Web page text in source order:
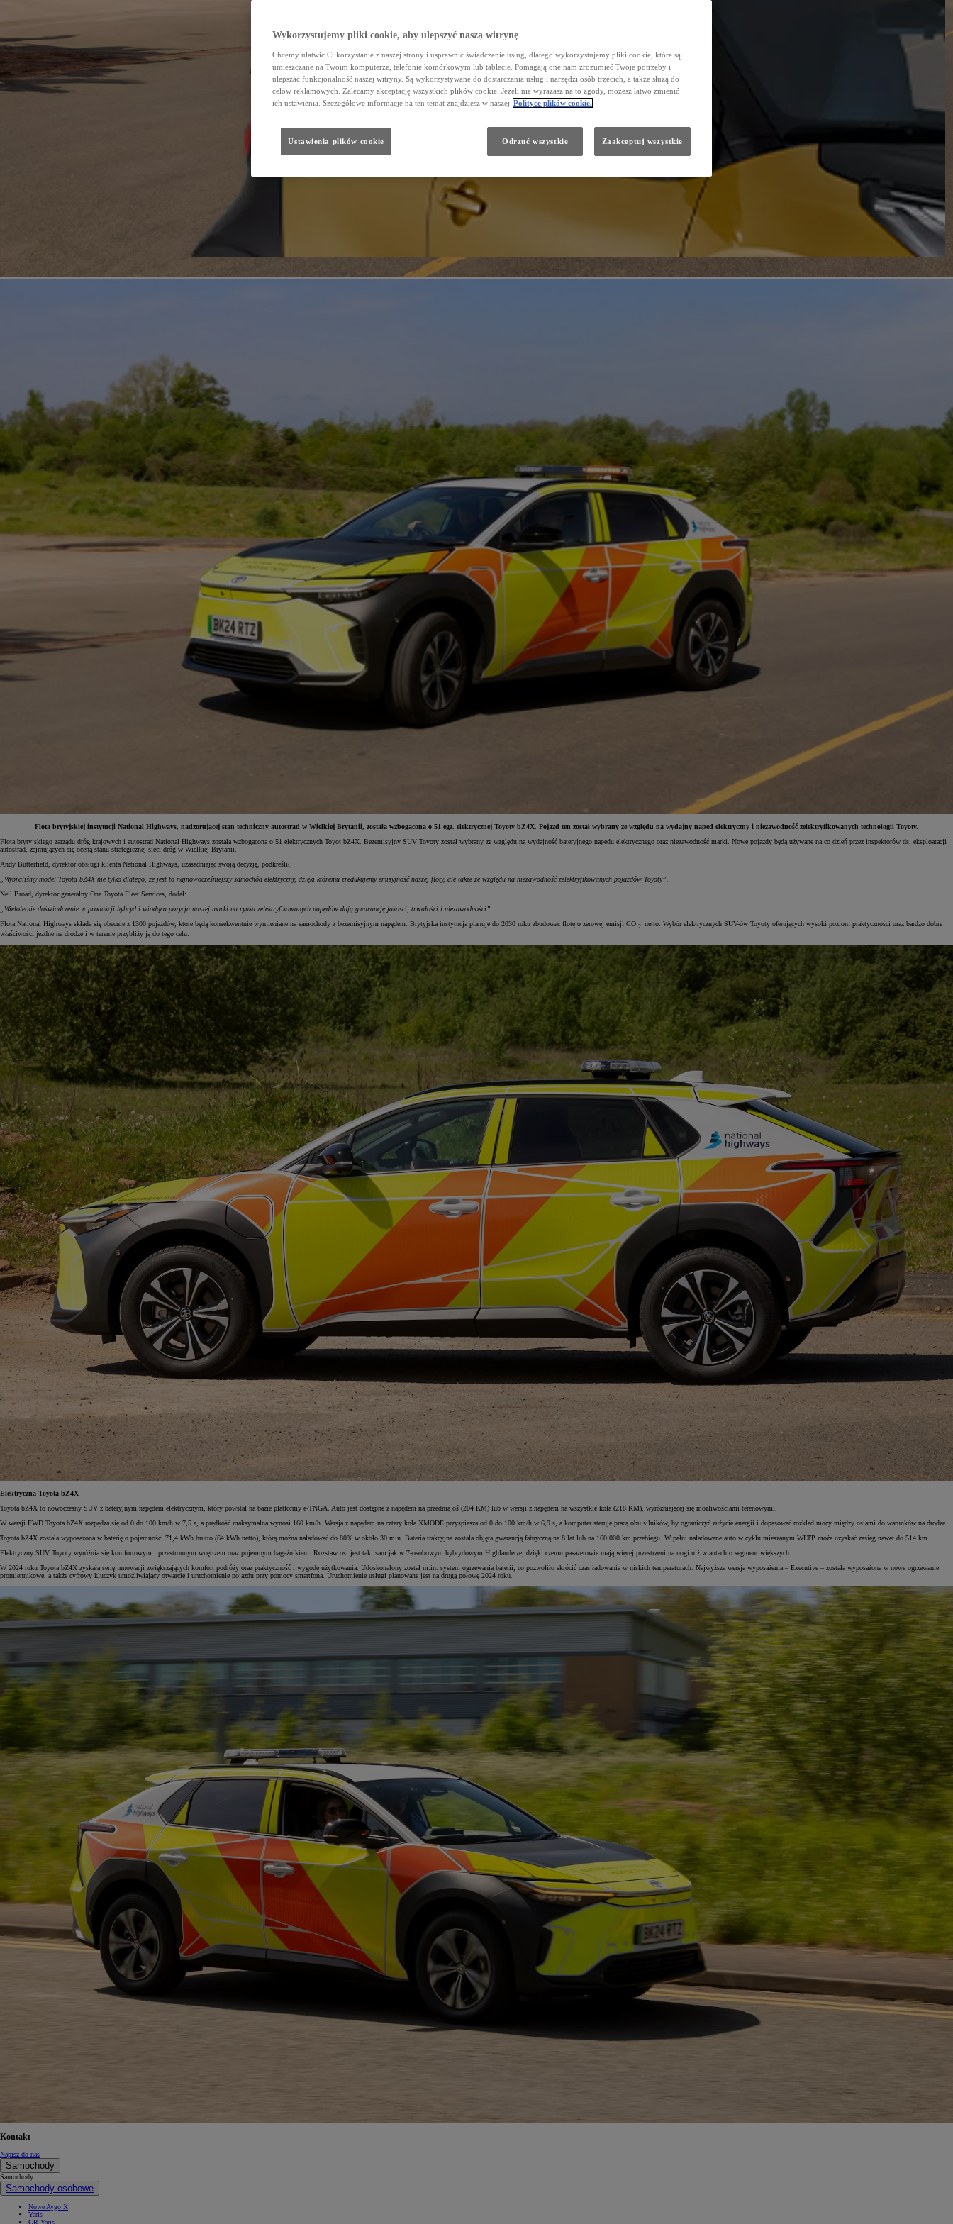
Yaris Cross
HYBRID
Flota brytyjskiej instytucji National Highways, nadzorującej stan techniczny autostrad w Wielkiej Brytanii, została wzbogacona o 51 egz. elektrycznej Toyoty bZ4X. Pojazd ten został wybrany ze względu na wydajny napęd elektryczny i niezawodność zelektryfikowanych technologii Toyoty.
Flota brytyjskiego zarządu dróg krajowych i autostrad National Highways została wzbogacona o 51 elektrycznych Toyot bZ4X. Bezemisyjny SUV Toyoty został wybrany ze względu na wydajność bateryjnego napędu elektrycznego oraz niezawodność marki. Nowe pojazdy będą używane na co dzień przez inspektorów ds. eksploatacji
autostrad, zajmujących się oceną stanu strategicznej sieci dróg w Wielkiej Brytanii.
Andy Butterfield, dyrektor obsługi klienta National Highways, uzasadniając swoją decyzję, podkreślił:
„Wybraliśmy model Toyota bZ4X nie tylko dlatego, że jest to najnowocześniejszy samochód elektryczny, dzięki któremu zredukujemy emisyjność naszej floty, ale także ze względu na niezawodność zelektryfikowanych pojazdów Toyoty”.
Neil Broad, dyrektor generalny One Toyota Fleet Services, dodał:
„Wieloletnie doświadczenie w produkcji hybryd i wiodąca pozycja naszej marki na rynku zelektryfikowanych napędów dają gwarancję jakości, trwałości i niezawodności”.
Flota National Highways składa się obecnie z 1300 pojazdów, które będą konsekwentnie wymieniane na samochody z bezemisyjnym napędem. Brytyjska instytucja planuje do 2030 roku zbudować flotę o zerowej emisji CO 2 netto. Wybór elektrycznych SUV-ów Toyoty oferujących wysoki poziom praktyczności oraz bardzo dobre
właściwości jezdne na drodze i w terenie przybliży ją do tego celu.
Elektryczna Toyota bZ4X
Toyota bZ4X to nowoczesny SUV z bateryjnym napędem elektrycznym, który powstał na bazie platformy e-TNGA. Auto jest dostępne z napędem na przednią oś (204 KM) lub w wersji z napędem na wszystkie koła (218 KM), wyróżniającej się możliwościami terenowymi.
W wersji FWD Toyota bZ4X rozpędza się od 0 do 100 km/h w 7,5 a, a prędkość maksymalna wynosi 160 km/h. Wersja z napędem na cztery koła XMODE przyspiesza od 0 do 100 km/h w 6,9 s, a komputer steruje pracą obu silników, by ograniczyć zużycie energii i dopasować rozkład mocy między osiami do warunków na drodze.
Toyota bZ4X została wyposażona w baterię o pojemności 71,4 kWh brutto (64 kWh netto), którą można naładować do 80% w około 30 min. Bateria trakcyjna została objęta gwarancją fabryczną na 8 lat lub na 160 000 km przebiegu. W pełni naładowane auto w cyklu mieszanym WLTP może uzyskać zasięg nawet do 514 km.
Elektryczny SUV Toyoty wyróżnia się komfortowym i przestronnym wnętrzem oraz pojemnym bagażnikiem. Rozstaw osi jest taki sam jak w 7-osobowym hybrydowym Highlanderze, dzięki czemu pasażerowie mają więcej przestrzeni na nogi niż w autach o segment większych.
W 2024 roku Toyota bZ4X zyskała serię innowacji zwiększających komfort podróży oraz praktyczność i wygodę użytkowania. Udoskonalony został m.in. system ogrzewania baterii, co pozwoliło skrócić czas ładowania w niskich temperaturach. Najwyższa wersja wyposażenia – Executive – została wyposażona w nowe ogrzewanie
promiennikowe, a także cyfrowy kluczyk umożliwiający otwarcie i uruchomienie pojazdu przy pomocy smartfona. Uruchomienie usługi planowane jest na drugą połowę 2024 roku.
Kontakt
Napisz do nas
Samochody
Samochody
Samochody osobowe
Nowe Aygo X
Yaris
GR Yaris
Wykorzystujemy pliki cookie, aby ulepszyć naszą witrynę
Chcemy ułatwić Ci korzystanie z naszej strony i usprawnić świadczenie usług, dlatego wykorzystujemy pliki cookie, które są
umieszczane na Twoim komputerze, telefonie komórkowym lub tablecie. Pomagają one nam zrozumieć Twoje potrzeby i
ulepszać funkcjonalność naszej witryny. Są wykorzystywane do dostarczania usług i narzędzi osób trzecich, a także służą do
celów reklamowych. Zalecamy akceptację wszystkich plików cookie. Jeżeli nie wyrażasz na to zgody, możesz łatwo zmienić
ich ustawienia. Szczegółowe informacje na ten temat znajdziesz w naszej Polityce plików cookie.
Ustawienia plików cookie Odrzuć wszystkie Zaakceptuj wszystkie